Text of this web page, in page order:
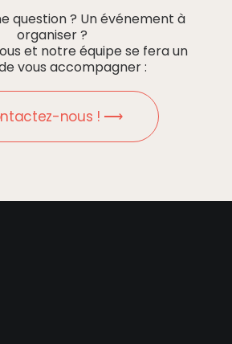
question ? Un événement à
organiser ?
et notre équipe se fera un
vous accompagner :
nous ! ⟶